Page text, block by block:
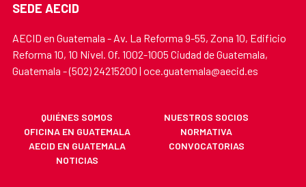
SEDE AECID
AECID en Guatemala - Av. La Reforma 9-55, Zona 10, Edificio
Reforma 10, 10 Nivel. Of. 1002-1005 Ciudad de Guatemala,
Guatemala - (502) 24215200 | oce.guatemala@aecid.es
QUIÉNES SOMOS
NUESTROS SOCIOS
OFICINA EN GUATEMALA
NORMATIVA
AECID EN GUATEMALA
CONVOCATORIAS
NOTICIAS